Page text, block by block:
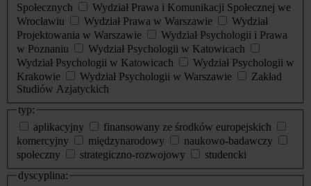
Społecznych
Wydział Prawa i Komunikacji Społecznej we
Wrocławiu
Wydział Prawa w Warszawie
Wydział
Projektowania w Warszawie
Wydział Psychologii i Prawa
w Poznaniu
Wydział Psychologii w Katowicach
Wydział Psychologii w Katowicach
Wydział Psychologii w
Krakowie
Wydział Psychologii w Warszawie
Zakład
Studiów Azjatyckich
typ:
aplikacyjny
finansowany ze środków europejskich
komercyjny
międzynarodowy
naukowo-badawczy
społeczny
strategiczno-rozwojowy
studencki
dyscyplina: